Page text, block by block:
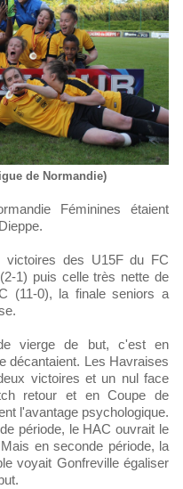
de Normandie)
des U15F du FC
1) puis celle très nette de
(11-0), la finale seniors a
vierge de but, c'est en
décantaient. Les Havraises
victoires et un nul face
retour et en Coupe de
l'avantage psychologique.
période, le HAC ouvrait le
en seconde période, la
voyait Gonfreville égaliser